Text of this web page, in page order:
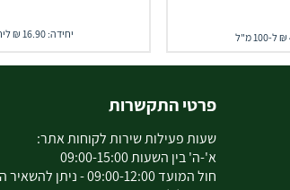
יחידה: 16.90 ₪ ליחידה
פרטי התקשרות
שעות פעילות שירות לקוחות אתר:
א'-ה' בין השעות 09:00-15:00
חול המועד 09:00-12:00 - ניתן